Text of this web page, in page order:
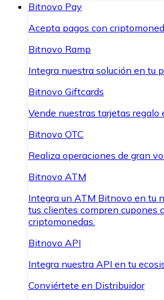
Bitnovo Pay
Acepta pagos con
Bitnovo Ramp
Integra nuestra solución en tu
Bitnovo Giftcards
Vende nuestras tarjetas regalo
Bitnovo OTC
Realiza operaciones de gran
Bitnovo ATM
Integra un ATM Bitnovo en tu
tus clientes compren cupones
criptomonedas.
Bitnovo API
Integra nuestra API en tu
Conviértete en Distribuidor